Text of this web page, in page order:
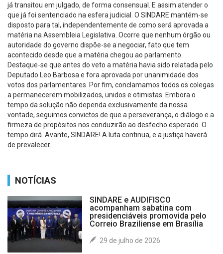
já transitou em julgado, de forma consensual. E assim atender o
que já foi sentenciado na esfera judicial. O SINDARE mantém-se
disposto para tal, independentemente de como será aprovada a
matéria na Assembleia Legislativa. Ocorre que nenhum órgão ou
autoridade do governo dispõe-se a negociar, fato que tem
acontecido desde que a matéria chegou ao parlamento.
Destaque-se que antes do veto a matéria havia sido relatada pelo
Deputado Leo Barbosa e fora aprovada por unanimidade dos
votos dos parlamentares. Por fim, conclamamos todos os colegas
a permanecerem mobilizados, unidos e otimistas. Embora o
tempo da solução não dependa exclusivamente da nossa
vontade, seguimos convictos de que a perseverança, o diálogo e a
firmeza de propósitos nos conduzirão ao desfecho esperado. O
tempo dirá. Avante, SINDARE! A luta continua, e a justiça haverá
de prevalecer.
NOTÍCIAS
SINDARE e AUDIFISCO
acompanham sabatina com
presidenciáveis promovida pelo
Correio Braziliense em Brasília
29 de julho de 2026